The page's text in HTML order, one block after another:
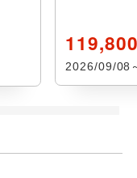
2026/09/08